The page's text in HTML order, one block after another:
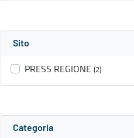
Sito
PRESS REGIONE (2)
Categoria